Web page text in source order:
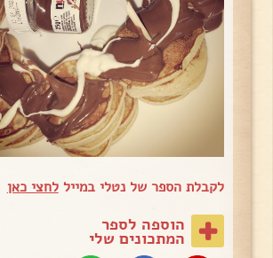
לקבלת הספר של נטלי במייללחצי כאן
הוספה לספר
המתכונים שלי